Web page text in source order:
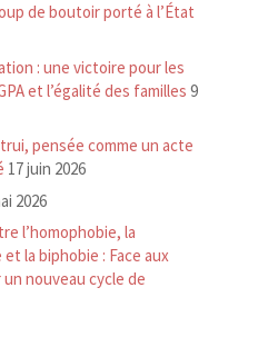
de boutoir porté à l’État
: une victoire pour les
et l’égalité des familles 9
pensée comme un acte
17 juin 2026
2026
l’homophobie, la
la biphobie : Face aux
nouveau cycle de